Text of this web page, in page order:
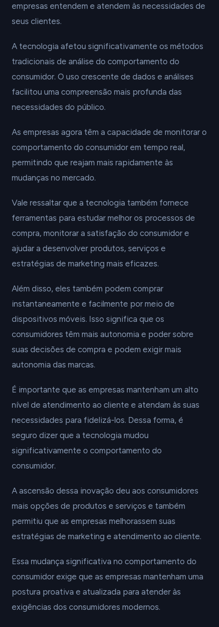
empresas entendem e atendem às necessidades de
seus clientes.
A tecnologia afetou significativamente os métodos
tradicionais de análise do comportamento do
consumidor. O uso crescente de dados e análises
facilitou uma compreensão mais profunda das
necessidades do público.
As empresas agora têm a capacidade de monitorar o
comportamento do consumidor em tempo real,
permitindo que reajam mais rapidamente às
mudanças no mercado.
Vale ressaltar que a tecnologia também fornece
ferramentas para estudar melhor os processos de
compra, monitorar a satisfação do consumidor e
ajudar a desenvolver produtos, serviços e
estratégias de marketing mais eficazes.
Além disso, eles também podem comprar
instantaneamente e facilmente por meio de
dispositivos móveis. Isso significa que os
consumidores têm mais autonomia e poder sobre
suas decisões de compra e podem exigir mais
autonomia das marcas.
É importante que as empresas mantenham um alto
nível de atendimento ao cliente e atendam às suas
necessidades para fidelizá-los. Dessa forma, é
seguro dizer que a tecnologia mudou
significativamente o comportamento do
consumidor.
A ascensão dessa inovação deu aos consumidores
mais opções de produtos e serviços e também
permitiu que as empresas melhorassem suas
estratégias de marketing e atendimento ao cliente.
Essa mudança significativa no comportamento do
consumidor exige que as empresas mantenham uma
postura proativa e atualizada para atender às
exigências dos consumidores modernos.